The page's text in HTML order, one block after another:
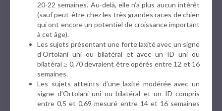
20-22 semaines. Au-delà, elle n’a plus aucun intérêt
(sauf peut-être chez les très grandes races de chien
qui ont encore un potentiel de croissance important
à cet âge).
Les sujets présentant une forte laxité avec un signe
d’Ortolani uni ou bilatéral et avec un ID uni ou
bilatéral ≥ 0,70 devraient être opérés entre 12 et 16
semaines.
Les sujets atteints d’une laxité modérée avec un
signe d’Ortolani uni ou bilatéral et un ID compris
entre 0,5 et 0,69 mesuré entre 14 et 16 semaines